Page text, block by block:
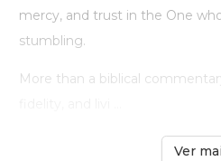
mercy, and trust in the One
stumbling.
More than a biblical
Ver